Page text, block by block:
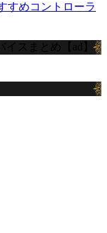
すめコントローラ
イスまとめ【ad】